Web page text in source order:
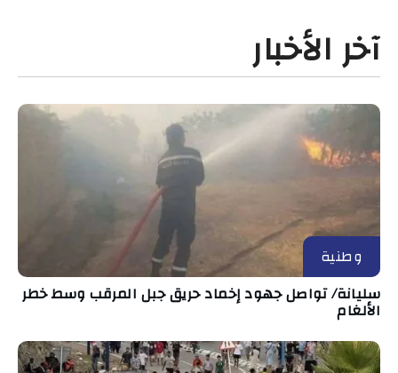
آخر الأخبار
وطنية
سليانة/ تواصل جهود إخماد حريق جبل المرقب وسط خطر
الألغام